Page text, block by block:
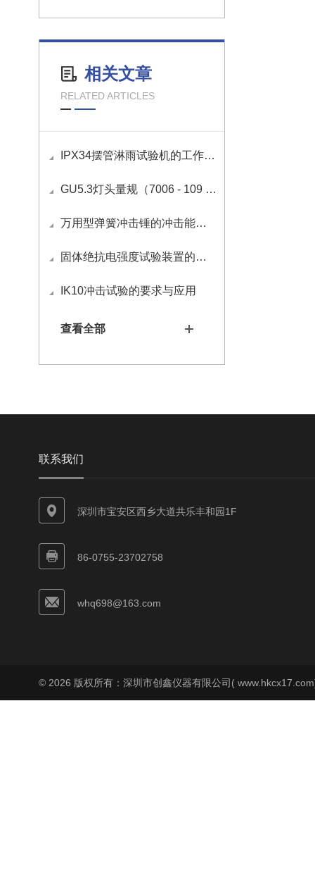
相关文章
RELATED ARTICLES
IPX34摆管淋雨试验机的工作原理
GU5.3灯头量规（7006 - 109 - 1）的使用方法
万用型弹簧冲击锤的冲击能量如何调节？
固体绝抗电强度试验装置的应用
IK10冲击试验的要求与应用
查看全部
联系我们
深圳市宝安区西乡大道共乐丰和园1F
86-0755-23702758
whq698@163.com
© 2026 版权所有：深圳市创鑫仪器有限公司(